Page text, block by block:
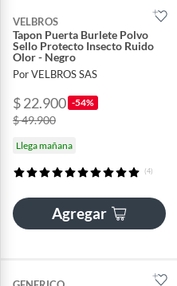
VELBROS
Tapon Puerta Burlete Polvo
Sello Protecto Insecto Ruido
Olor - Negro
Por VELBROS SAS
$ 22.900 -54%
$ 49.900
Llega mañana
(4)
Agregar